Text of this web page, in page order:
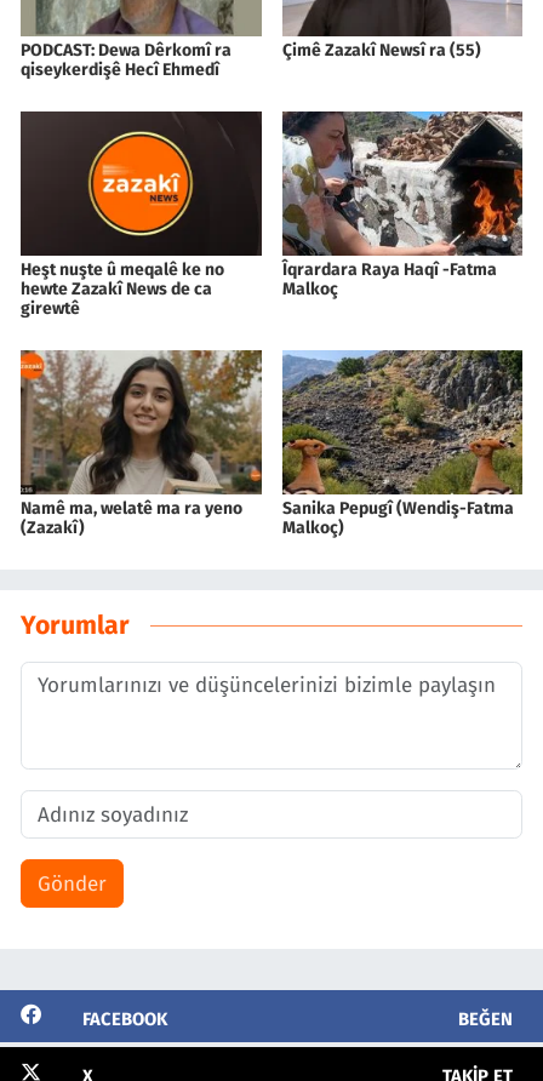
PODCAST: Dewa Dêrkomî ra
qiseykerdişê Hecî Ehmedî
Çimê Zazakî Newsî ra (55)
Heşt nuşte û meqalê ke no
hewte Zazakî News de ca
girewtê
Îqrardara Raya Haqî -Fatma
Malkoç
Namê ma, welatê ma ra yeno
(Zazakî)
Sanika Pepugî (Wendiş-Fatma
Malkoç)
Yorumlar
Gönder
FACEBOOK BEĞEN
X TAKIP ET